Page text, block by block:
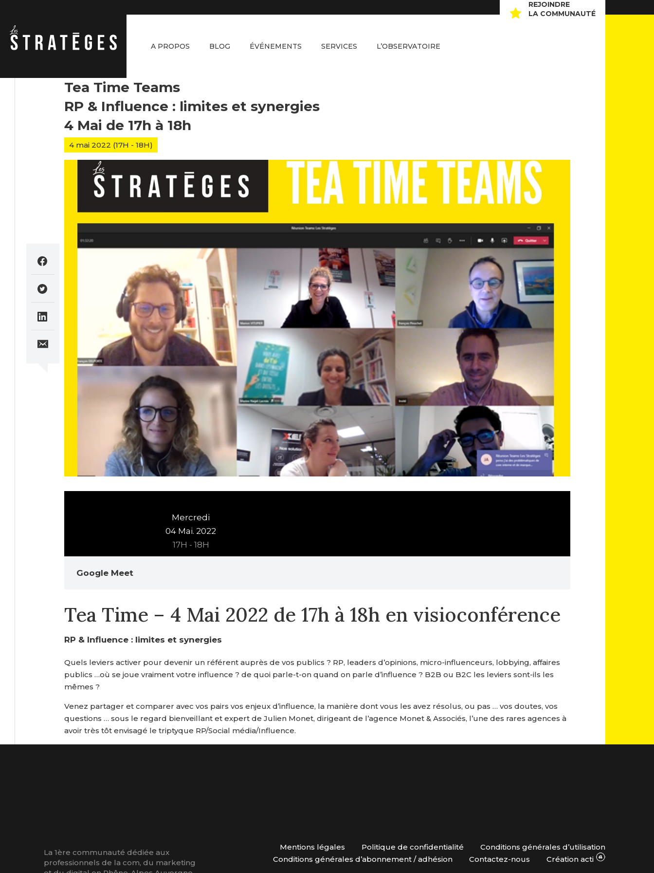
A PROPOS BLOG ÉVÉNEMENTS SERVICES L’OBSERVATOIRE
REJOINDRE
LA COMMUNAUTÉ
Tea Time Teams
RP & Influence : limites et synergies
4 Mai de 17h à 18h
4 mai 2022 (17H - 18H)
Mercredi
04 Mai. 2022
17H - 18H
Google Meet
Tea Time – 4 Mai 2022 de 17h à 18h en visioconférence
RP & Influence : limites et synergies
Quels leviers activer pour devenir un référent auprès de vos publics ? RP, leaders d’opinions, micro-influenceurs, lobbying, affaires
publics …où se joue vraiment votre influence ? de quoi parle-t-on quand on parle d’influence ? B2B ou B2C les leviers sont-ils les
mêmes ?
Venez partager et comparer avec vos pairs vos enjeux d’influence, la manière dont vous les avez résolus, ou pas … vos doutes, vos
questions … sous le regard bienveillant et expert de Julien Monet, dirigeant de l’agence Monet & Associés, l’une des rares agences à
avoir très tôt envisagé le triptyque RP/Social média/Influence.
La 1ère communauté dédiée aux
professionnels de la com, du marketing
Mentions légales Politique de confidentialité
Conditions générales d’utilisation
Conditions générales d’abonnement / adhésion
Contactez-nous Création acti